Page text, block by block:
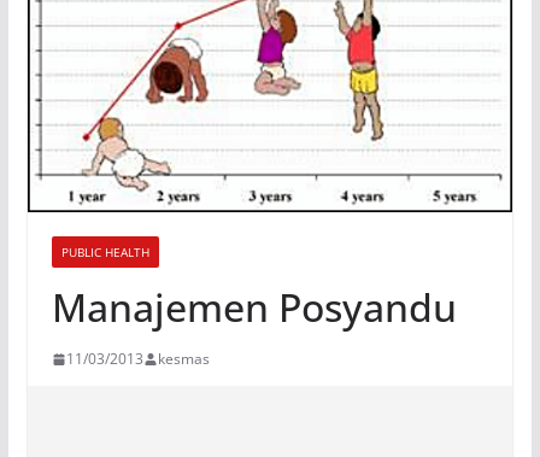
PUBLIC HEALTH
Manajemen Posyandu
11/03/2013 kesmas